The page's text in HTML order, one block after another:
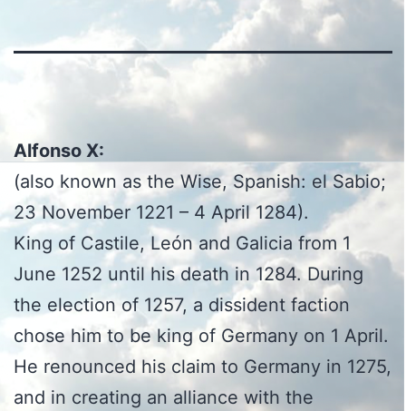
Alfonso X:
(also known as the Wise, Spanish: el Sabio;
23 November 1221 – 4 April 1284).
King of Castile, León and Galicia from 1
June 1252 until his death in 1284. During
the election of 1257, a dissident faction
chose him to be king of Germany on 1 April.
He renounced his claim to Germany in 1275,
and in creating an alliance with the